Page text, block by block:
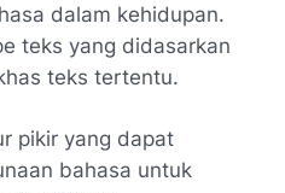
dalam kehidupan.
teks yang didasarkan
teks tertentu.
pikir yang dapat
bahasa untuk